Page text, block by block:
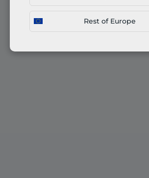
Rest of Europe